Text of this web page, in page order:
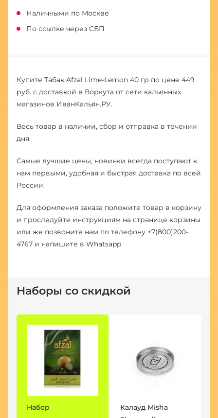
Наличными по Москве
По ссылке через СБП
Купите Табак Afzal Lime-Lemon 40 гр по цене 449
руб. с доставкой в Воркута от сети кальянных
магазинов ИванКальян.РУ.
Весь товар в наличии, сбор и отправка в течении
дня.
Самые лучшие цены, новинки всегда поступают к
нам первыми, удобная и быстрая доставка по всей
России.
Для оформления заказа положите товар в корзину
и проследуйте инструкциям на странице корзины
или же позвоните нам по телефону +7(800)200-
4767и напишите в Whatsapp
Наборы со скидкой
Набор
Калауд Misha